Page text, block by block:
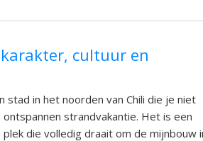
cultuur en
stad in het noorden van Chili die je niet
strandvakantie. Het is een
die volledig draait om de mijnbouw